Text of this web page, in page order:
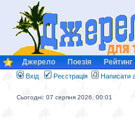
Джерело Поезія Рейтинг
Вхід Реєстрація Написати
Сьогодні: 07 серпня 2026, 00:01